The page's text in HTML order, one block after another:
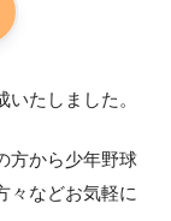
たしました。
方から少年野球
々などお気軽に